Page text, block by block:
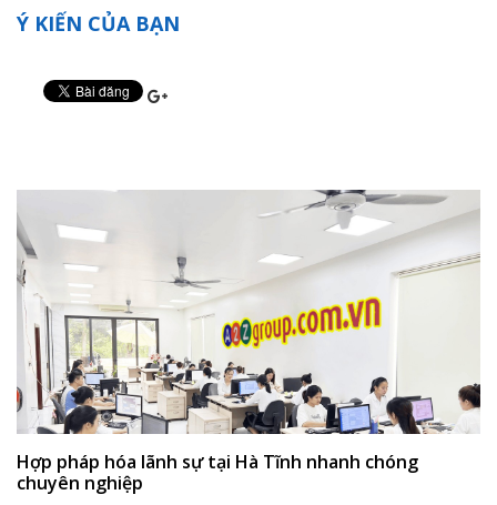
Ý KIẾN CỦA BẠN
Hợp pháp hóa lãnh sự tại Hà Tĩnh nhanh chóng
chuyên nghiệp